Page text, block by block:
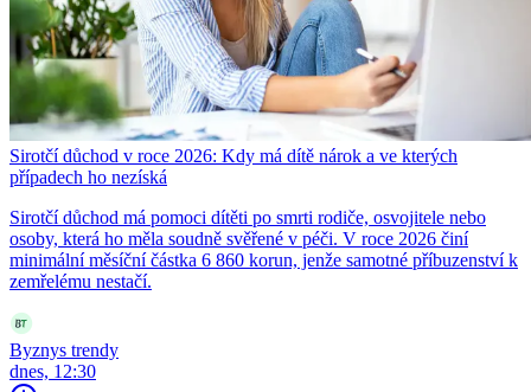
Sirotčí důchod v roce 2026: Kdy má dítě nárok a ve kterých
případech ho nezíská
Sirotčí důchod má pomoci dítěti po smrti rodiče, osvojitele nebo
osoby, která ho měla soudně svěřené v péči. V roce 2026 činí
minimální měsíční částka 6 860 korun, jenže samotné příbuzenství k
zemřelému nestačí.
Byznys trendy
dnes, 12:30